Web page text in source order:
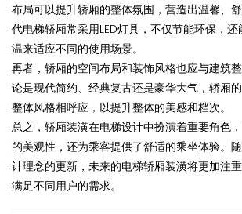
布局可以提升轿厢的整体氛围，营造出温馨、
代电梯轿厢常采用LED灯具，不仅节能环保，
温来适应不同的使用场景。
再者，轿厢的空间布局和装饰风格也应与建筑
论是现代简约、经典复古还是豪华大气，轿厢
整体风格相呼应，以提升整体的美感和档次。
总之，轿厢装潢在电梯设计中扮演着重要角色
的美观性，还为乘客提供了舒适的乘坐体验。
计理念的更新，未来的电梯轿厢装潢将更加注
满足不同用户的需求。